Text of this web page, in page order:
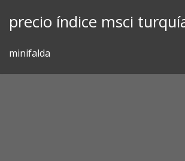
precio índice msci
minifalda